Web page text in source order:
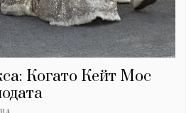
Когато Кейт Мос